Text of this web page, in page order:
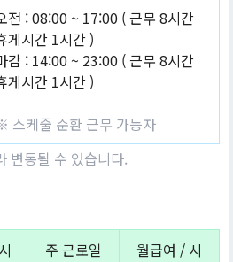
전 : 08:00 ~ 17:00 ( 근무 8시간
게시간 1시간 )
감 : 14:00 ~ 23:00 ( 근무 8시간
게시간 1시간 )
스케줄 순환 근무 가능자
변동될 수 있습니다.
주 근로일
월급여 / 시